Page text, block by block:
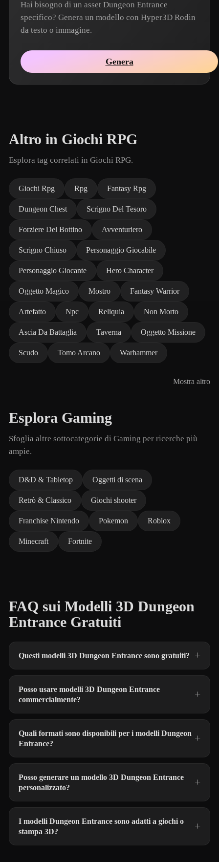
Hai bisogno di un asset Dungeon Entrance
specifico? Genera un modello con Hyper3D Rodin
da testo o immagine.
Genera
Altro in Giochi RPG
Esplora tag correlati in Giochi RPG.
Giochi Rpg Rpg Fantasy Rpg
Dungeon Chest Scrigno Del Tesoro
Forziere Del Bottino Avventuriero
Scrigno Chiuso Personaggio Giocabile
Personaggio Giocante Hero Character
Oggetto Magico Mostro Fantasy Warrior
Artefatto Npc Reliquia Non Morto
Ascia Da Battaglia Taverna Oggetto Missione
Scudo Tomo Arcano Warhammer
Mostra altro
Esplora Gaming
Sfoglia altre sottocategorie di Gaming per ricerche più
ampie.
D&D & Tabletop Oggetti di scena
Retrò & Classico Giochi shooter
Franchise Nintendo Pokemon Roblox
Minecraft Fortnite
FAQ sui Modelli 3D Dungeon
Entrance Gratuiti
Questi modelli 3D Dungeon Entrance sono gratuiti?
Posso usare modelli 3D Dungeon Entrance
commercialmente?
Quali formati sono disponibili per i modelli Dungeon
Entrance?
Posso generare un modello 3D Dungeon Entrance
personalizzato?
I modelli Dungeon Entrance sono adatti a giochi o
stampa 3D?